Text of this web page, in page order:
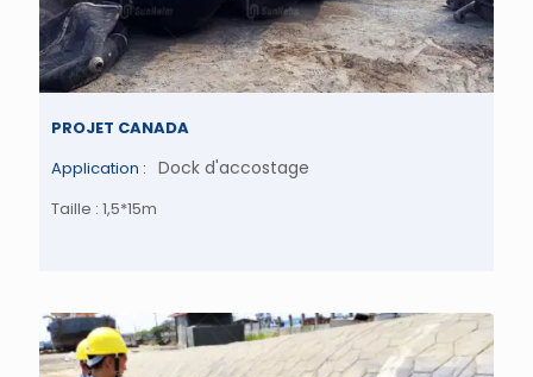
PROJET CANADA
Application : Dock d'accostage
Taille : 1,5*15m